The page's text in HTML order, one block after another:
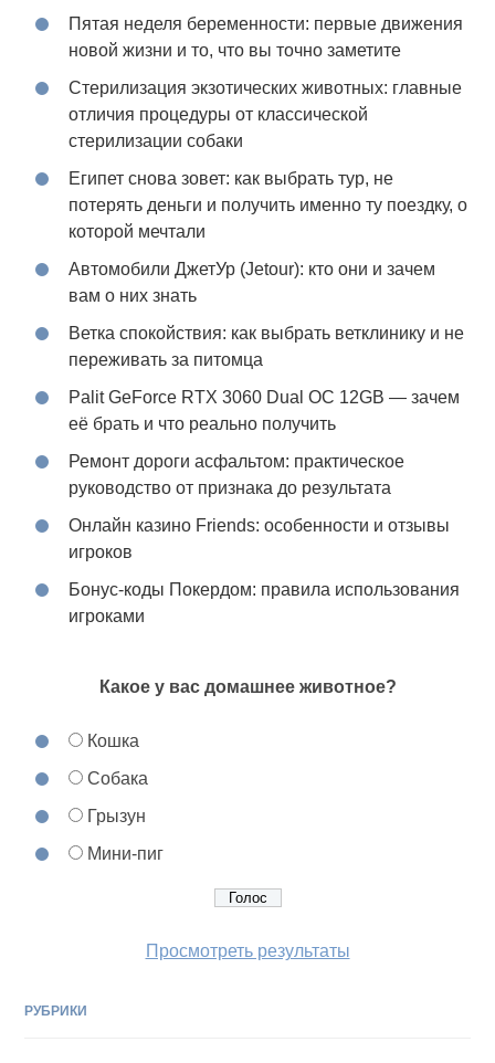
Пятая неделя беременности: первые движения
новой жизни и то, что вы точно заметите
Стерилизация экзотических животных: главные
отличия процедуры от классической
стерилизации собаки
Египет снова зовет: как выбрать тур, не
потерять деньги и получить именно ту поездку, о
которой мечтали
Автомобили ДжетУр (Jetour): кто они и зачем
вам о них знать
Ветка спокойствия: как выбрать ветклинику и не
переживать за питомца
Palit GeForce RTX 3060 Dual OC 12GB — зачем
её брать и что реально получить
Ремонт дороги асфальтом: практическое
руководство от признака до результата
Онлайн казино Friends: особенности и отзывы
игроков
Бонус-коды Покердом: правила использования
игроками
Какое у вас домашнее животное?
Кошка
Собака
Грызун
Мини-пиг
Просмотреть результаты
РУБРИКИ